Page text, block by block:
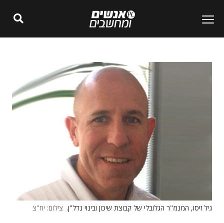
גיל זיסו, המנמ"ר הגלובלי של קבוצת שיכון ובינוי נדל"ן. צילום: יח"צ